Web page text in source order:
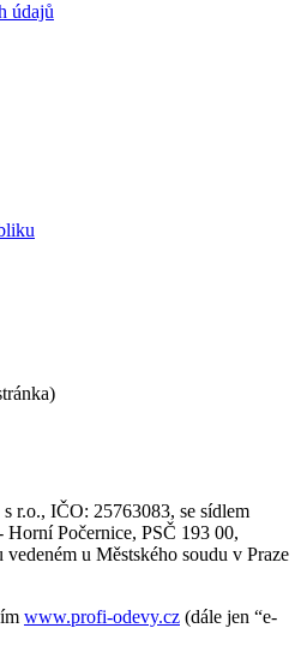
r.o., IČO: 25763083, se sídlem
u Městského soudu v Praze
v horní liště na naší webové